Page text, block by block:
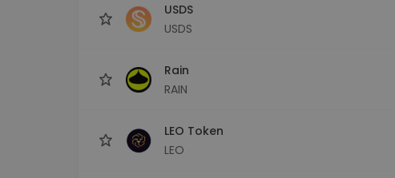
USDS
USDS
Rain
RAIN
LEO Token
LEO